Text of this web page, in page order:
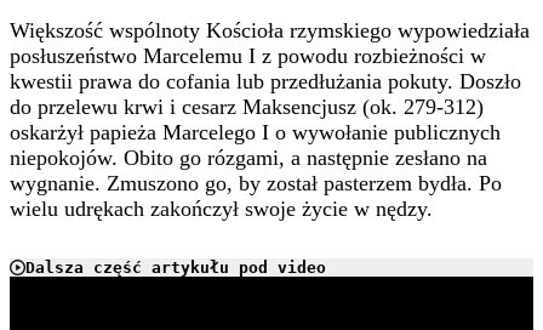
Większość wspólnoty Kościoła rzymskiego wypowiedziała
posłuszeństwo Marcelemu I z powodu rozbieżności w
kwestii prawa do cofania lub przedłużania pokuty. Doszło
do przelewu krwi i cesarz Maksencjusz (ok. 279-312)
oskarżył papieża Marcelego I o wywołanie publicznych
niepokojów. Obito go rózgami, a następnie zesłano na
wygnanie. Zmuszono go, by został pasterzem bydła. Po
wielu udrękach zakończył swoje życie w nędzy.
Dalsza część artykułu pod video